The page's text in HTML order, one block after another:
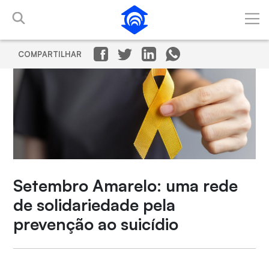
Pular para o Conteúdo principal
COMPARTILHAR
Setembro Amarelo: uma rede
de solidariedade pela
prevenção ao suicídio